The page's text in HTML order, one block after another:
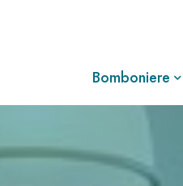
Bomboniere